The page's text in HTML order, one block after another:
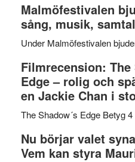
ger
mycket
att
på
Malmöfestivalen
sång, musik,
Under Malmöfestivalen
Filmrecension: The
Edge – rolig och
en Jackie Chan i
The Shadow´s Edge Betyg
Nu börjar valet
Vem kan styra